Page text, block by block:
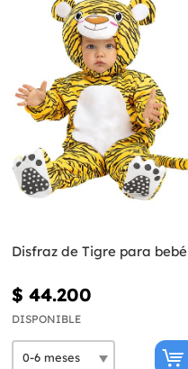
Disfraz de Tigre para bebé
$ 44.200
DISPONIBLE